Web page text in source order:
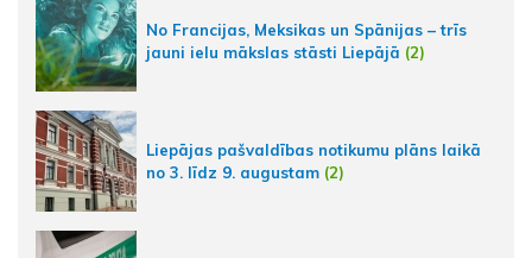
No Francijas, Meksikas un Spānijas – trīs
jauni ielu mākslas stāsti Liepājā (2)
Liepājas pašvaldības notikumu plāns laikā
no 3. līdz 9. augustam (2)